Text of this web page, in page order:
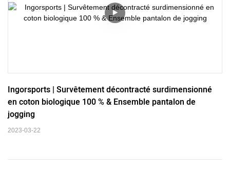
Ingorsports | Survêtement décontracté surdimensionné
en coton biologique 100 % & Ensemble pantalon de
jogging
2023-03-22